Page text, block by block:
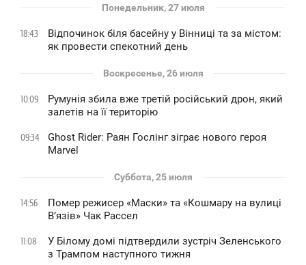
Понедельник, 27 июля
18:43
Відпочинок біля басейну у Вінниці та за містом:
як провести спекотний день
Воскресенье, 26 июля
10:09
Румунія збила вже третій російський дрон, який
залетів на її територію
09:34
Ghost Rider: Раян Гослінг зіграє нового героя
Marvel
Суббота, 25 июля
14:56
Помер режисер «Маски» та «Кошмару на вулиці
В’язів» Чак Рассел
11:08
У Білому домі підтвердили зустріч Зеленського
з Трампом наступного тижня